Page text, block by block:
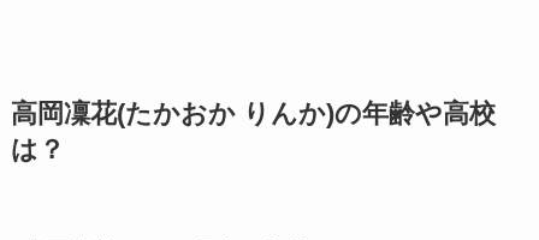
高岡凜花(たかおか りんか)の年齢や高校
は？